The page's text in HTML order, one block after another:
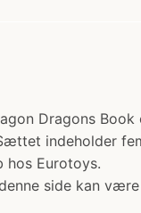
Dragons
indeholder
hos Eurotoys.
side kan